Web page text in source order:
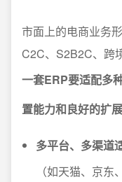
市面上的电商业务
C2C、S2B2C、跨
一套ERP要适配多
置能力和良好的扩展
多平台、多渠道
（如天猫、京